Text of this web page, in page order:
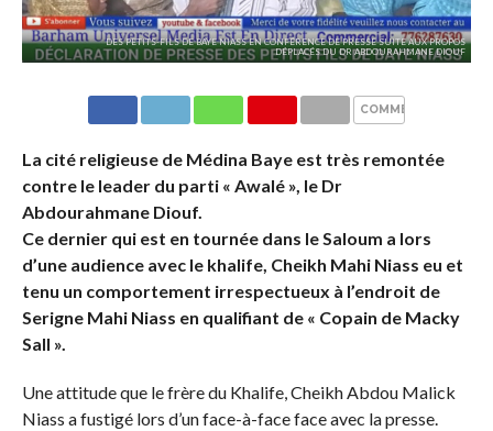
DES PETITS-FILS DE BAYE NIASS EN CONFÉRENCE DE PRESSE SUITE AUX PROPOS
DÉPLACÉS DU DR ABDOURAHMANE DIOUF
COMMENTAIRES
La cité religieuse de Médina Baye est très remontée
contre le leader du parti « Awalé », le Dr
Abdourahmane Diouf.
Ce dernier qui est en tournée dans le Saloum a lors
d’une audience avec le khalife, Cheikh Mahi Niass eu et
tenu un comportement irrespectueux à l’endroit de
Serigne Mahi Niass en qualifiant de « Copain de Macky
Sall ».
Une attitude que le frère du Khalife, Cheikh Abdou Malick
Niass a fustigé lors d’un face-à-face face avec la presse.